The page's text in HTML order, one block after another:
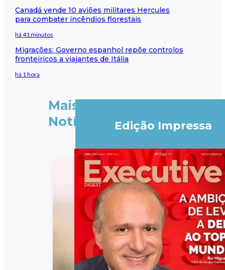
Canadá vende 10 aviões militares Hercules
para combater incêndios florestais
há 41 minutos
Migrações: Governo espanhol repõe controlos
fronteiriços a viajantes de Itália
há 1 hora
Mais
Notícias
Edição Impressa